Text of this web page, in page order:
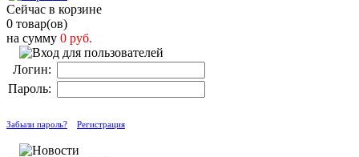
Сейчас в корзине
0 товар(ов)
на сумму 0 руб.
Логин:
Пароль:
Забыли пароль? Регистрация